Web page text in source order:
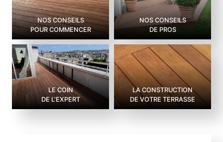
NOS CONSEILS
POUR COMMENCER
NOS CONSEILS
DE PROS
LE COIN
DE L’EXPERT
LA CONSTRUCTION
DE VOTRE TERRASSE